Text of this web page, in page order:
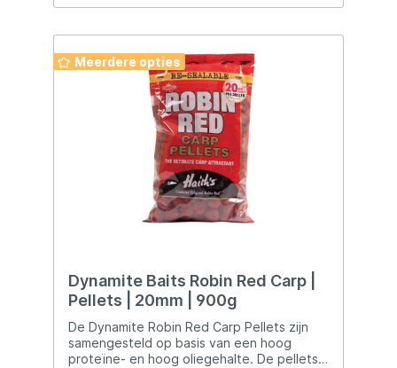
feederhengel. Over het algemeen bieden
Baits vissers een attractieve en effectieve
optie voor het vissen op diverse
vissoorten in verschillende
omstandigheden.
Meerdere opties
Dynamite Baits Robin Red Carp |
Pellets | 20mm | 900g
De Dynamite Robin Red Carp Pellets zijn
samengesteld op basis van een hoog
proteïne- en hoog oliegehalte. De pellets